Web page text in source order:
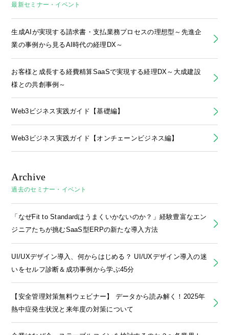
最新セミナー・イベント
生成AIが実現する請求書・支払業務プロセスの理想型～先進企
業の事例から見るAI時代の経理DX～
お客様と成長する経費精算SaaSで実現する経理DX～大成建設
様との共創事例～
Web3ビジネス実践ガイド【基礎編】
Web3ビジネス実践ガイド【オンチェーンビジネス編】
Archive
過去のセミナー・イベント
「なぜFit to Standardはうまくいかないのか？」経験豊富なエン
ジニアたちが挑むSaaS型ERPの新たな導入方法
UI/UXデザイン導入、何からはじめる？ UI/UXデザイン導入の迷
いをセルフ診断＆成功事例から学ぶ45分
【安全管理対策無料ウェビナー】 データから読み解く！2025年
熱中症発生状況と来年度の対策について